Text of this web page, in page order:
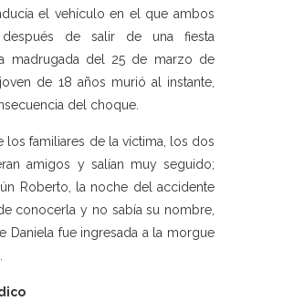
el vehículo en el que ambos
después de salir de una fiesta
madrugada del 25 de marzo de
de 18 años murió al instante,
del choque.
los familiares de la víctima, los dos
amigos y salían muy seguido;
Roberto, la noche del accidente
conocerla y no sabía su nombre,
Daniela fue ingresada a la morgue